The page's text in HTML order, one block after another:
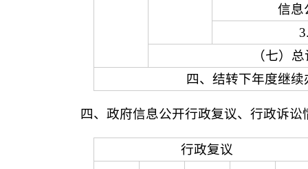
信息
（七）
四、结转下年度继续
四、政府信息公开行政复议、行政诉讼
行政复议